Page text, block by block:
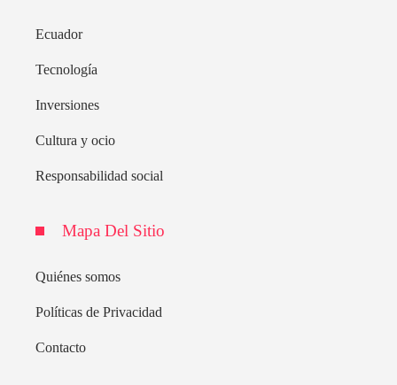
Ecuador
Tecnología
Inversiones
Cultura y ocio
Responsabilidad social
Mapa Del Sitio
Quiénes somos
Políticas de Privacidad
Contacto